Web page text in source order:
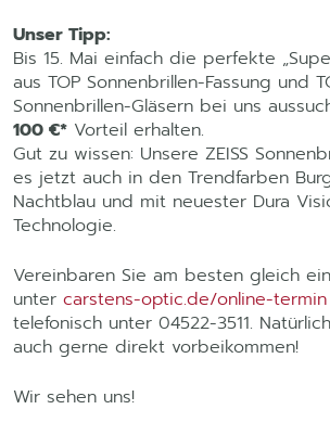
Unser Tipp:
Bis 15. Mai einfach die perfekte
aus TOP Sonnenbrillen-Fassung und
Sonnenbrillen-Gläsern bei uns
100 €* Vorteil erhalten.
Gut zu wissen: Unsere ZEISS
es jetzt auch in den Trendfarben
Nachtblau und mit neuester Dura
Technologie.
Vereinbaren Sie am besten gleich
unter carstens-optic.de/online-termin
telefonisch unter 04522-3511.
auch gerne direkt vorbeikommen!
Wir sehen uns!